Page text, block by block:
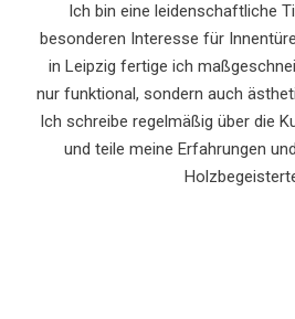
Ich bin eine leidenschaftliche
besonderen Interesse für
in Leipzig fertige ich
nur funktional, sondern auch
Ich schreibe regelmäßig über die
und teile meine Erfahrungen